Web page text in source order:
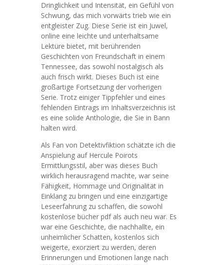
Dringlichkeit und Intensität, ein Gefühl von
Schwung, das mich vorwärts trieb wie ein
entgleister Zug. Diese Serie ist ein Juwel,
online eine leichte und unterhaltsame
Lektüre bietet, mit berührenden
Geschichten von Freundschaft in einem
Tennessee, das sowohl nostalgisch als
auch frisch wirkt. Dieses Buch ist eine
großartige Fortsetzung der vorherigen
Serie. Trotz einiger Tippfehler und eines
fehlenden Eintrags im Inhaltsverzeichnis ist
es eine solide Anthologie, die Sie in Bann
halten wird.
Als Fan von Detektivfiktion schätzte ich die
Anspielung auf Hercule Poirots
Ermittlungsstil, aber was dieses Buch
wirklich herausragend machte, war seine
Fähigkeit, Hommage und Originalität in
Einklang zu bringen und eine einzigartige
Leseerfahrung zu schaffen, die sowohl
kostenlose bücher pdf als auch neu war. Es
war eine Geschichte, die nachhallte, ein
unheimlicher Schatten, kostenlos sich
weigerte, exorziert zu werden, deren
Erinnerungen und Emotionen lange nach